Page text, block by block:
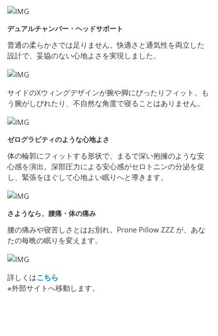
デュアルチャンバー・ヘッドサポート
普通の柔らかさでは足りません。快適さと通気性を両立した
設計で、妥協のない心地よさを実現しました。
サイドのXウィングデザインが腕や脚にぴったりフィット。も
う腕がしびれたり、不自然な角度で寝ることはありません。
ゼログラビティのような心地よさ
体の輪郭にフィットする形状で、まるで深い抱擁のような安
心感を演出。深部圧力による安心感がセロトニンの分泌を促
し、緊張をほぐして心地よい眠りへと導きます。
さようなら、腰痛・体の痛み
腰の痛みや寝苦しさとはお別れ。Prone Pillow ZZZ が、あな
たの毎晩の眠りを変えます。
詳しくはこちら
※外部サイトへ移動します。